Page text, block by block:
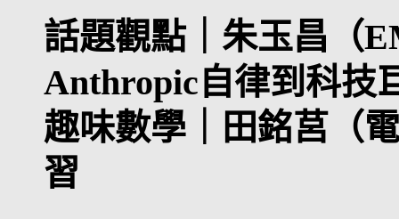
話題觀點｜ 朱玉昌（
Anthropic自律到科技
趣味數學｜
田銘莒（
習